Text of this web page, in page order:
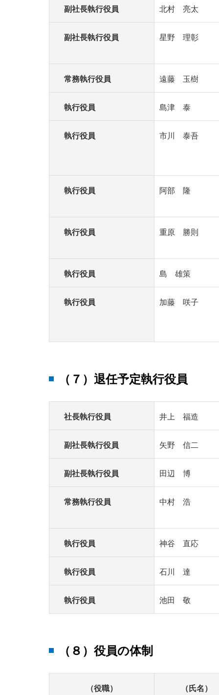
副社長執行役員 北村 亮太
副社長執行役員 星野 理彰
常務執行役員 遠藤 玉樹
執行役員 島津 泰
執行役員 市川 泰吾
執行役員 阿部 隆
執行役員 重原 勝則
執行役員 島 雄策
執行役員 加藤 咲子
（７）退任予定執行役員
社長執行役員 井上 福造
副社長執行役員 矢野 信二
副社長執行役員 田辺 博
常務執行役員 中村 浩
執行役員 神谷 直応
執行役員 石川 達
執行役員 池田 敬
（８）役員の体制
（役職） （氏名）